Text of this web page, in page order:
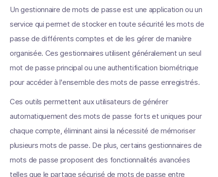
Un gestionnaire de mots de passe est une application ou un
service qui permet de stocker en toute sécurité les mots de
passe de différents comptes et de les gérer de manière
organisée. Ces gestionnaires utilisent généralement un seul
mot de passe principal ou une authentification biométrique
pour accéder à l'ensemble des mots de passe enregistrés.
Ces outils permettent aux utilisateurs de générer
automatiquement des mots de passe forts et uniques pour
chaque compte, éliminant ainsi la nécessité de mémoriser
plusieurs mots de passe. De plus, certains gestionnaires de
mots de passe proposent des fonctionnalités avancées
telles que le partage sécurisé de mots de passe entre